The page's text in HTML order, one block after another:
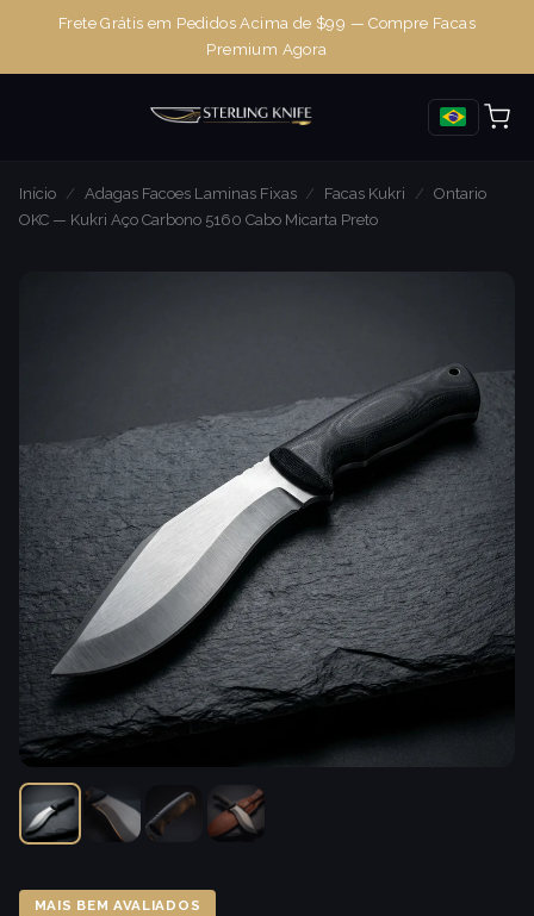
Frete Grátis em Pedidos Acima de $99 — Compre Facas
Premium Agora
Início / Adagas Facoes Laminas Fixas / Facas Kukri / Ontario
OKC — Kukri Aço Carbono 5160 Cabo Micarta Preto
MAIS BEM AVALIADOS